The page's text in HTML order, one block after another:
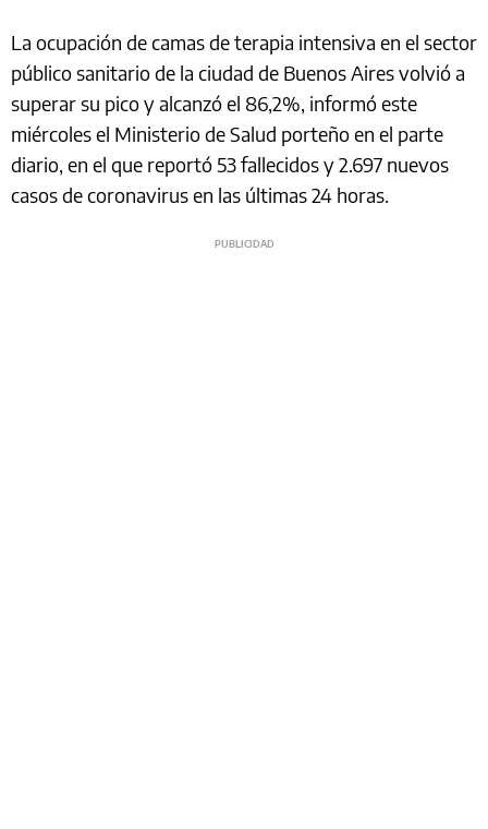
La ocupación de camas de terapia intensiva en el sector
público sanitario de la ciudad de Buenos Aires volvió a
superar su pico y alcanzó el 86,2%, informó este
miércoles el Ministerio de Salud porteño en el parte
diario, en el que reportó 53 fallecidos y 2.697 nuevos
casos de coronavirus en las últimas 24 horas.